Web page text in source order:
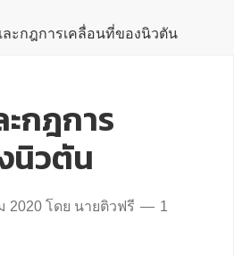
ะกฎการเคลื่อนที่ของนิวตัน
กฎการ
นิวตัน
2020 โดย นายติวฟรี
1